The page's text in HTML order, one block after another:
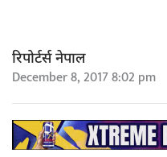
रिपोर्टर्स नेपाल
December 8, 2017 8:02 pm